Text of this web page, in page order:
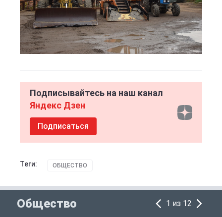
Подписывайтесь на наш канал
Яндекс Дзен
Подписаться
Теги: ОБЩЕСТВО
Общество 1 из 12